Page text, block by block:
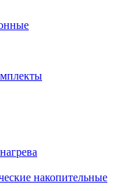
накопительные